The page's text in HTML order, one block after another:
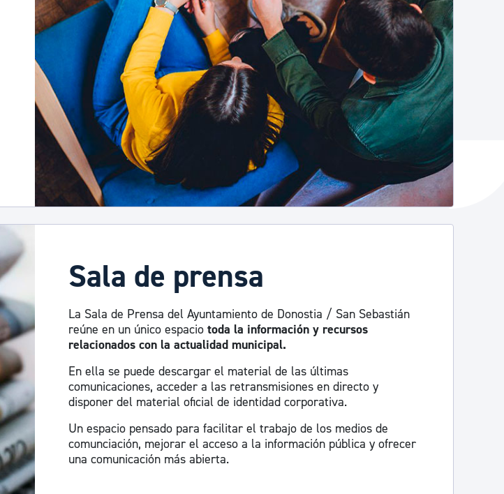
Sala de prensa
La Sala de Prensa del Ayuntamiento de Donostia / San Sebastián
reúne en un único espacio toda la información y recursos
relacionados con la actualidad municipal.
En ella se puede descargar el material de las últimas
comunicaciones, acceder a las retransmisiones en directo y
disponer del material oficial de identidad corporativa.
Un espacio pensado para facilitar el trabajo de los medios de
comunciación, mejorar el acceso a la información pública y ofrecer
una comunicación más abierta.